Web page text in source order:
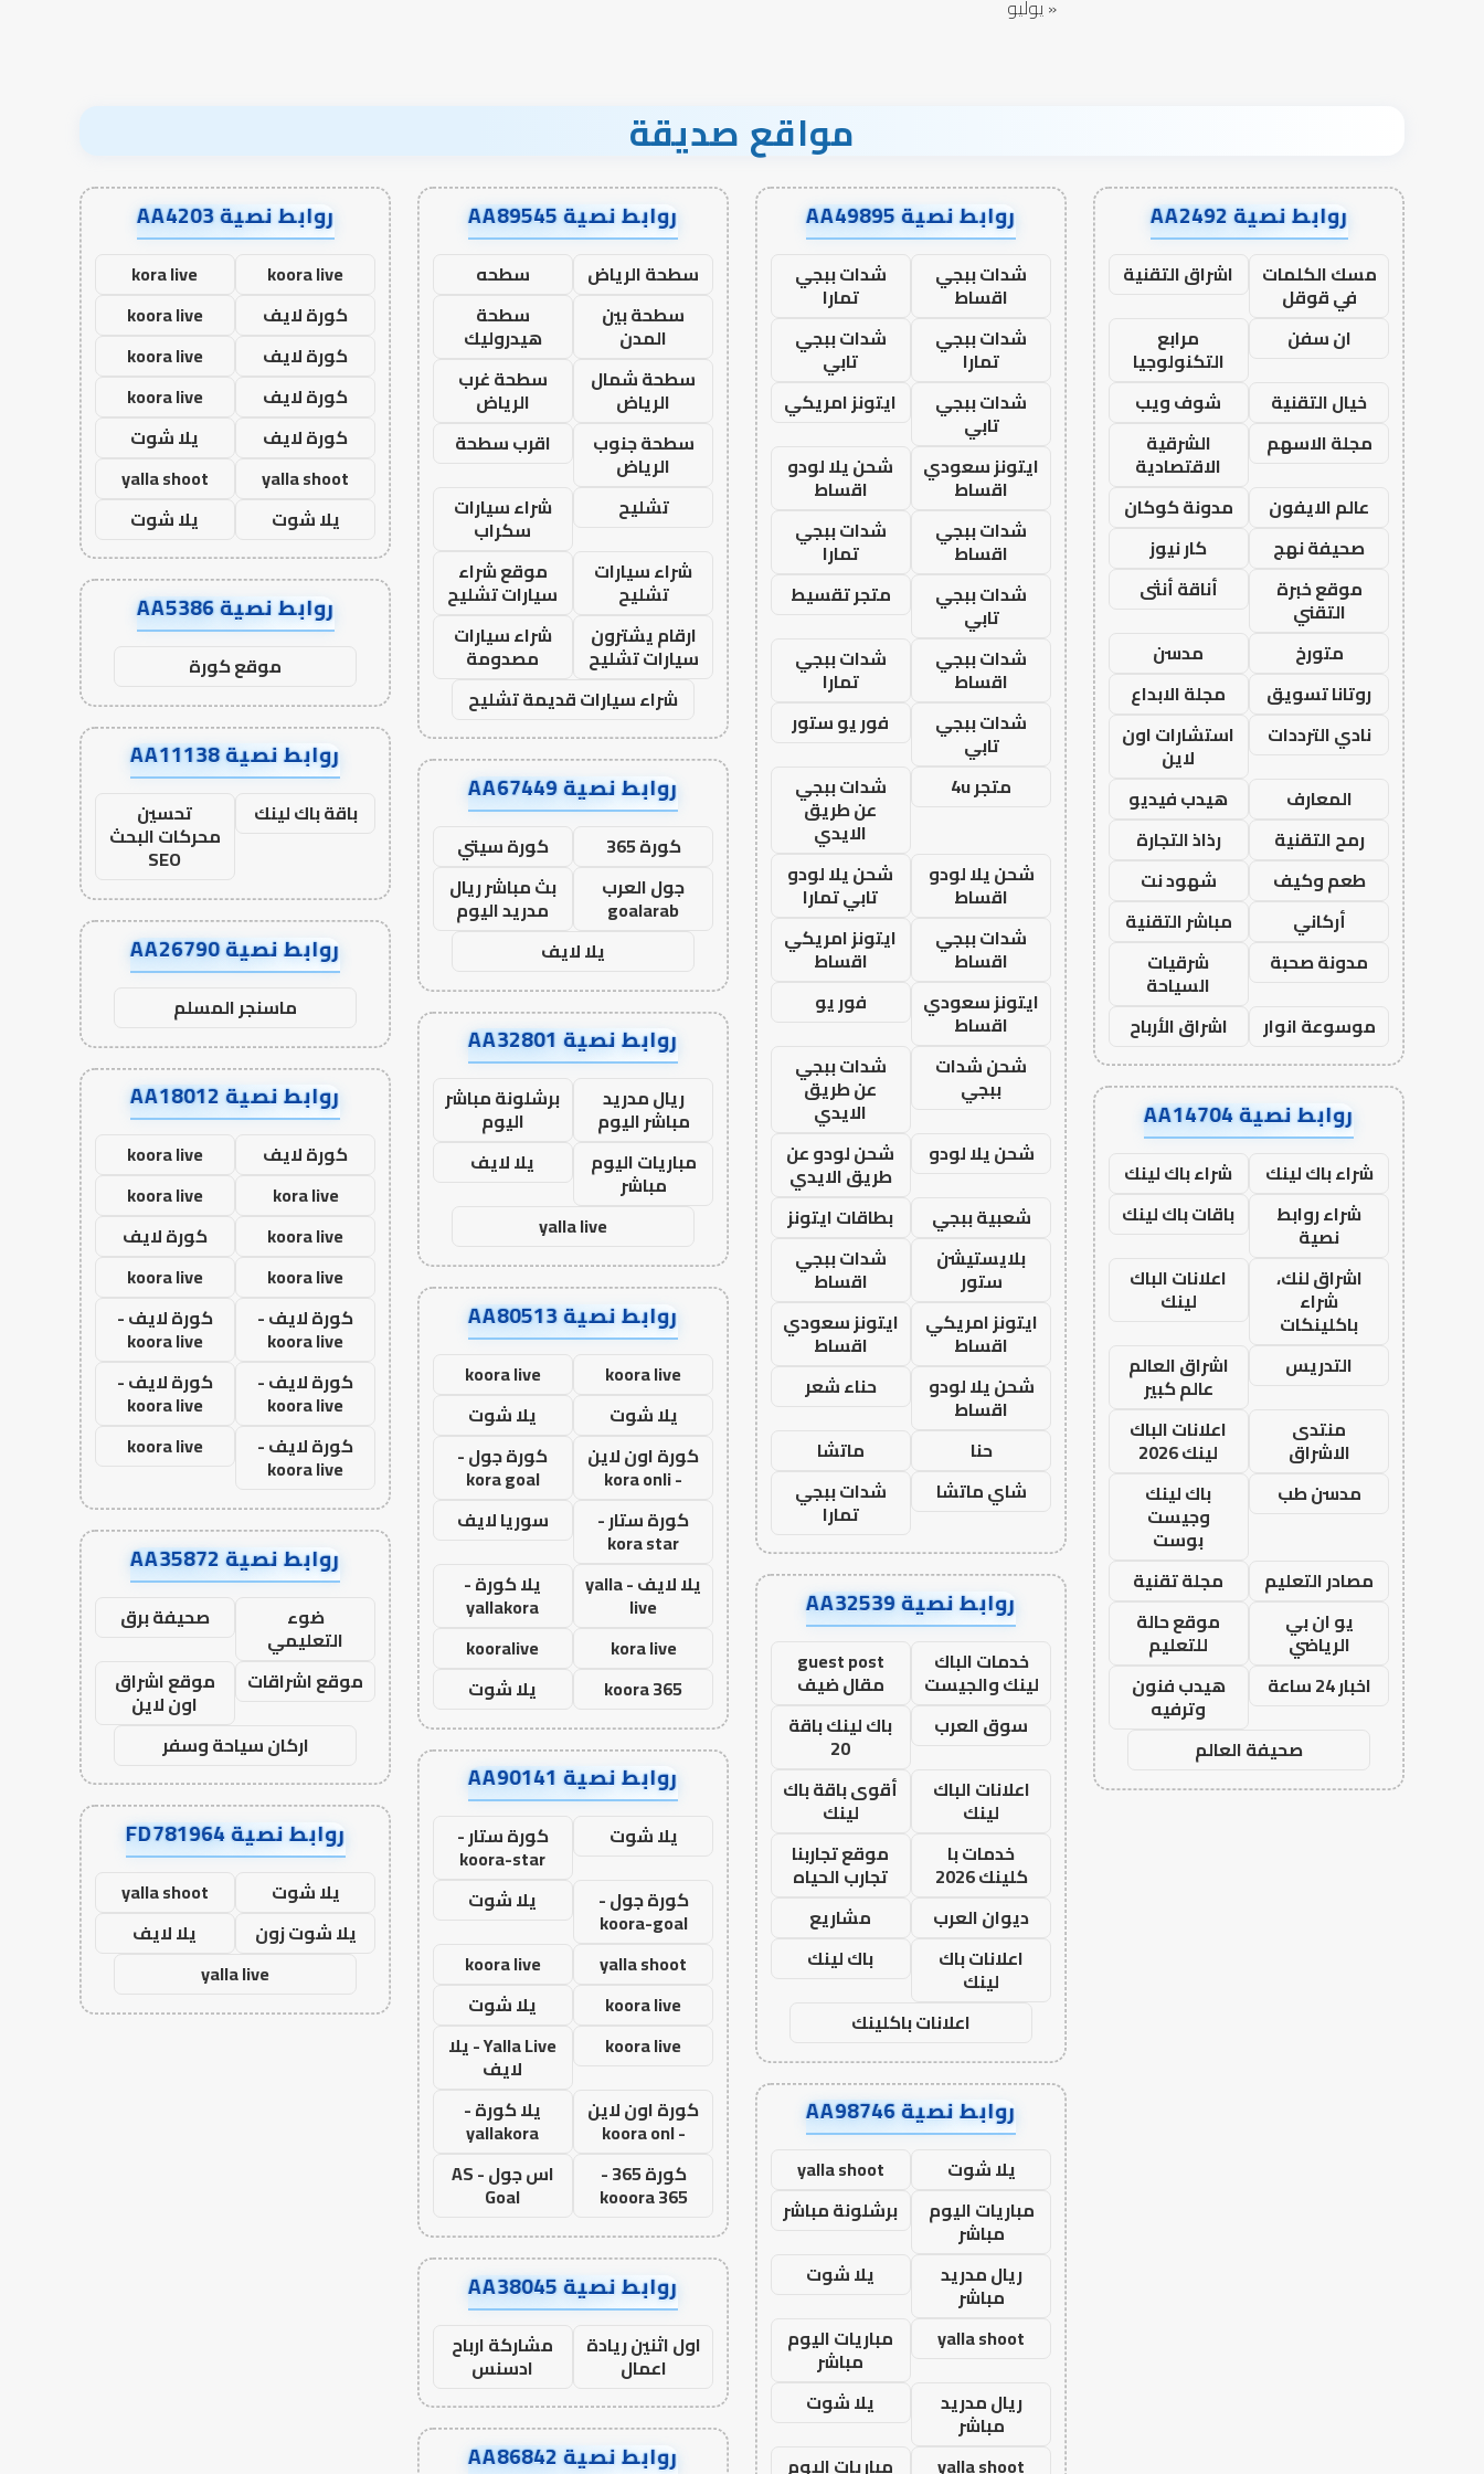
« يوليو
مواقع صديقة
روابط نصية AA2492
مسك الكلمات
في قوقل
اشراق التقنية
ان سفن
مرابع
التكنولوجيا
خيال التقنية
شوف ويب
مجلة الاسهم
الشرقية
الاقتصادية
عالم الايفون
مدونة كوكان
صحيفة نهج
كار نيوز
موقع خبرة
التقني
أناقة أنثى
متورخ
مدسن
روتانا تسويق
مجلة الابداع
نادي الترددات
استشارات اون
لاين
المعارف
هيدب فيديو
رمح التقنية
رذاذ التجارة
طعم وكيف
شهود نت
أركاني
مباشر التقنية
مدونة صحبة
شرقيات
السياحة
موسوعة انوار
اشراق الأرباح
روابط نصية AA14704
شراء باك لينك
شراء باك لينك
شراء روابط
نصية
باقات باك لينك
اشراق لنك،
شراء
باكلينكات
اعلانات الباك
لينك
التدريس
اشراق العالم
عالم كبير
منتدى
الاشراق
اعلانات الباك
لينك 2026
مدسن طب
باك لينك
وجيست
بوست
مصادر التعليم
مجلة تقنية
يو ان بي
الرياضي
موقع حالة
للتعليم
اخبار 24 ساعة
هيدب فنون
وترفيه
صحيفة العالم
روابط نصية AA49895
شدات ببجي
اقساط
شدات ببجي
تمارا
شدات ببجي
تمارا
شدات ببجي
تابي
شدات ببجي
تابي
ايتونز امريكي
ايتونز سعودي
اقساط
شحن يلا لودو
اقساط
شدات ببجي
اقساط
شدات ببجي
تمارا
شدات ببجي
تابي
متجر تقسيط
شدات ببجي
اقساط
شدات ببجي
تمارا
شدات ببجي
تابي
فور يو ستور
متجر 4u
شدات ببجي
عن طريق
الايدي
شحن يلا لودو
اقساط
شحن يلا لودو
تابي تمارا
شدات ببجي
اقساط
ايتونز امريكي
اقساط
ايتونز سعودي
اقساط
فور يو
شحن شدات
ببجي
شدات ببجي
عن طريق
الايدي
شحن يلا لودو
شحن لودو عن
طريق الايدي
شعبية ببجي
بطاقات ايتونز
بلايستيشن
ستور
شدات ببجي
اقساط
ايتونز امريكي
اقساط
ايتونز سعودي
اقساط
شحن يلا لودو
اقساط
حناء شعر
حنا
ماتشا
شاي ماتشا
شدات ببجي
تمارا
روابط نصية AA32539
خدمات الباك
لينك والجيست
guest post
مقال ضيف
سوق العرب
باك لينك باقة
20
اعلانات الباك
لينك
أقوى باقة باك
لينك
خدمات با
كلينك 2026
موقع تجاربنا
تجارب الحياه
ديوان العرب
مشاريع
اعلانات باك
لينك
باك لينك
اعلانات باكلينك
روابط نصية AA98746
يلا شوت
yalla shoot
مباريات اليوم
مباشر
برشلونة مباشر
ريال مدريد
مباشر
يلا شوت
yalla shoot
مباريات اليوم
مباشر
ريال مدريد
مباشر
يلا شوت
yalla shoot
مباريات اليوم
روابط نصية AA89545
سطحة الرياض
سطحه
سطحة بين
المدن
سطحة
هيدروليك
سطحة شمال
الرياض
سطحة غرب
الرياض
سطحة جنوب
الرياض
اقرب سطحة
تشليح
شراء سيارات
سكراب
شراء سيارات
تشليح
موقع شراء
سيارات تشليح
ارقام يشترون
سيارات تشليح
شراء سيارات
مصدومة
شراء سيارات قديمة تشليح
روابط نصية AA67449
كورة 365
كورة سيتي
جول العرب
goalarab
بث مباشر ريال
مدريد اليوم
يلا لايف
روابط نصية AA32801
ريال مدريد
مباشر اليوم
برشلونة مباشر
اليوم
مباريات اليوم
مباشر
يلا لايف
yalla live
روابط نصية AA80513
koora live
koora live
يلا شوت
يلا شوت
كورة اون لاين
- kora onli
كورة جول -
kora goal
كورة ستار -
kora star
سوريا لايف
يلا لايف - yalla
live
يلا كورة -
yallakora
kora live
kooralive
koora 365
يلا شوت
روابط نصية AA90141
يلا شوت كورة ستار -
koora-star
كورة جول -
koora-goal
يلا شوت
yalla shoot
koora live
koora live
يلا شوت
koora live
Yalla Live - يلا
لايف
كورة اون لاين
- koora onl
يلا كورة -
yallakora
كورة 365 -
kooora 365
اس جول - AS
Goal
روابط نصية AA38045
اول اثنين ريادة
اعمال
مشاركة ارباح
ادسنس
روابط نصية AA86842
روابط نصية AA4203
koora live
kora live
كورة لايف
koora live
كورة لايف
koora live
كورة لايف
koora live
كورة لايف
يلا شوت
yalla shoot
yalla shoot
يلا شوت
يلا شوت
روابط نصية AA5386
موقع كورة
روابط نصية AA11138
باقة باك لينك تحسين
محركات البحث
SEO
روابط نصية AA26790
ماسنجر المسلم
روابط نصية AA18012
كورة لايف
koora live
kora live
koora live
koora live
كورة لايف
koora live
koora live
كورة لايف -
koora live
كورة لايف -
koora live
كورة لايف -
koora live
كورة لايف -
koora live
كورة لايف -
koora live
koora live
روابط نصية AA35872
ضوء
التعليمي
صحيفة برق
موقع اشراقات
موقع اشراق
اون لاين
اركان سياحة وسفر
روابط نصية FD781964
يلا شوت
yalla shoot
يلا شوت زون
يلا لايف
yalla live